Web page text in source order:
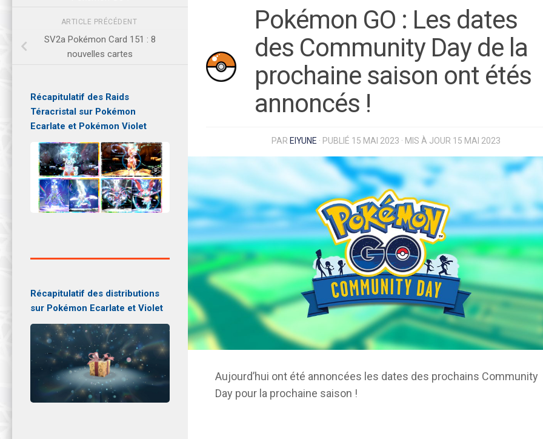
Pokémon GO : Les dates
des Community Day de la
prochaine saison ont étés
annoncés !
PAR EIYUNE · PUBLIÉ 15 MAI 2023 · MIS À JOUR 15 MAI 2023
Aujourd’hui ont été annoncées les dates des prochains Community
Day pour la prochaine saison !
ARTICLE PRÉCÉDENT
SV2a Pokémon Card 151 : 8
nouvelles cartes
Récapitulatif des Raids
Téracristal sur Pokémon
Ecarlate et Pokémon Violet
Récapitulatif des distributions
sur Pokémon Ecarlate et Violet